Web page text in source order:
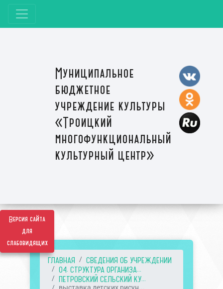
Версия сайта
для
слабовидящих
Муниципальное
бюджетное
учреждение культуры
«Троицкий
многофункциональный
культурный центр»
ГЛАВНАЯ
СВЕДЕНИЯ ОБ УЧРЕЖДЕНИИ
04. СТРУКТУРА ОРГАНИЗА...
ПЕТРОВСКИЙ СЕЛЬСКИЙ КУ...